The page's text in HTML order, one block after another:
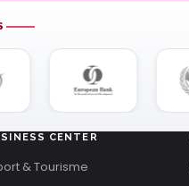
CENTER
& Tourisme